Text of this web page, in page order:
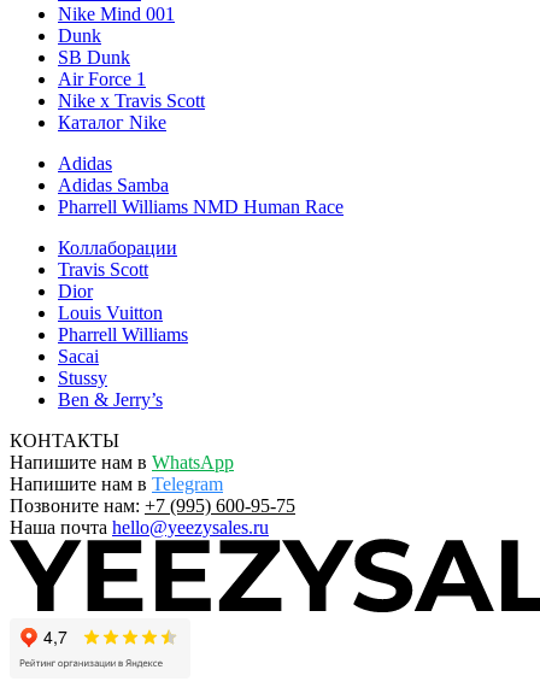
Nike Mind 001
Dunk
SB Dunk
Air Force 1
Nike x Travis Scott
Каталог Nike
Adidas
Adidas Samba
Pharrell Williams NMD Human Race
Коллаборации
Travis Scott
Dior
Louis Vuitton
Pharrell Williams
Sacai
Stussy
Ben & Jerry’s
КОНТАКТЫ
Напишите нам в WhatsApp
Напишите нам в Telegram
Позвоните нам: +7 (995) 600-95-75
Наша почта hello@yeezysales.ru